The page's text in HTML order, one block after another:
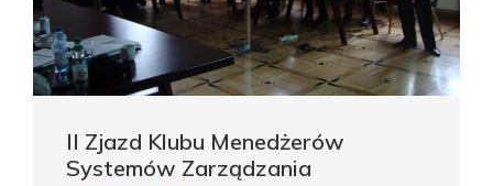
II Zjazd Klubu Menedżerów
Systemów Zarządzania